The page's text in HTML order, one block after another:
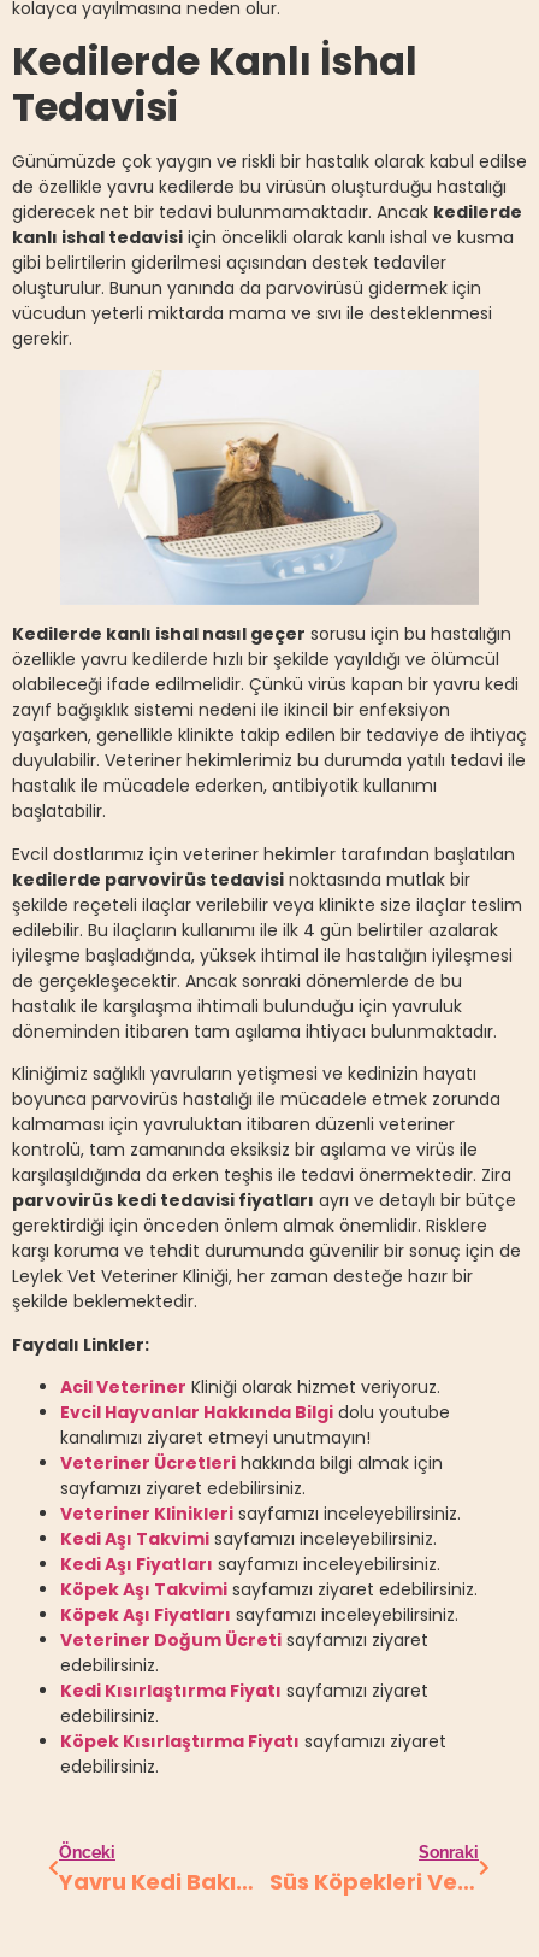
kolayca yayılmasına neden olur.
Kedilerde Kanlı İshal
Tedavisi
Günümüzde çok yaygın ve riskli bir hastalık olarak kabul edilse
de özellikle yavru kedilerde bu virüsün oluşturduğu hastalığı
giderecek net bir tedavi bulunmamaktadır. Ancak kedilerde
kanlı ishal tedavisi için öncelikli olarak kanlı ishal ve kusma
gibi belirtilerin giderilmesi açısından destek tedaviler
oluşturulur. Bunun yanında da parvovirüsü gidermek için
vücudun yeterli miktarda mama ve sıvı ile desteklenmesi
gerekir.
Kedilerde kanlı ishal nasıl geçer sorusu için bu hastalığın
özellikle yavru kedilerde hızlı bir şekilde yayıldığı ve ölümcül
olabileceği ifade edilmelidir. Çünkü virüs kapan bir yavru kedi
zayıf bağışıklık sistemi nedeni ile ikincil bir enfeksiyon
yaşarken, genellikle klinikte takip edilen bir tedaviye de ihtiyaç
duyulabilir. Veteriner hekimlerimiz bu durumda yatılı tedavi ile
hastalık ile mücadele ederken, antibiyotik kullanımı
başlatabilir.
Evcil dostlarımız için veteriner hekimler tarafından başlatılan
kedilerde parvovirüs tedavisi noktasında mutlak bir
şekilde reçeteli ilaçlar verilebilir veya klinikte size ilaçlar teslim
edilebilir. Bu ilaçların kullanımı ile ilk 4 gün belirtiler azalarak
iyileşme başladığında, yüksek ihtimal ile hastalığın iyileşmesi
de gerçekleşecektir. Ancak sonraki dönemlerde de bu
hastalık ile karşılaşma ihtimali bulunduğu için yavruluk
döneminden itibaren tam aşılama ihtiyacı bulunmaktadır.
Kliniğimiz sağlıklı yavruların yetişmesi ve kedinizin hayatı
boyunca parvovirüs hastalığı ile mücadele etmek zorunda
kalmaması için yavruluktan itibaren düzenli veteriner
kontrolü, tam zamanında eksiksiz bir aşılama ve virüs ile
karşılaşıldığında da erken teşhis ile tedavi önermektedir. Zira
parvovirüs kedi tedavisi fiyatları ayrı ve detaylı bir bütçe
gerektirdiği için önceden önlem almak önemlidir. Risklere
karşı koruma ve tehdit durumunda güvenilir bir sonuç için de
Leylek Vet Veteriner Kliniği, her zaman desteğe hazır bir
şekilde beklemektedir.
Faydalı Linkler:
Acil Veteriner Kliniği olarak hizmet veriyoruz.
Evcil Hayvanlar Hakkında Bilgi dolu youtube
kanalımızı ziyaret etmeyi unutmayın!
Veteriner Ücretleri hakkında bilgi almak için
sayfamızı ziyaret edebilirsiniz.
Veteriner Klinikleri sayfamızı inceleyebilirsiniz.
Kedi Aşı Takvimi sayfamızı inceleyebilirsiniz.
Kedi Aşı Fiyatları sayfamızı inceleyebilirsiniz.
Köpek Aşı Takvimi sayfamızı ziyaret edebilirsiniz.
Köpek Aşı Fiyatları sayfamızı inceleyebilirsiniz.
Veteriner Doğum Ücreti sayfamızı ziyaret
edebilirsiniz.
Kedi Kısırlaştırma Fiyatı sayfamızı ziyaret
edebilirsiniz.
Köpek Kısırlaştırma Fiyatı sayfamızı ziyaret
edebilirsiniz.
Önceki
Yavru Kedi Bakımı
Sonraki
Süs Köpekleri Ve Bakımı